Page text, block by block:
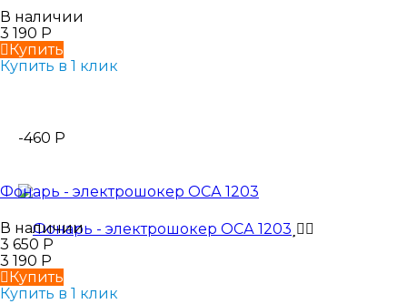
В наличии
3 190 Р
Купить
Купить в 1 клик
-460 Р
Фонарь - электрошокер ОСА 1203
В наличии
3 650 Р
3 190 Р
Купить
Купить в 1 клик